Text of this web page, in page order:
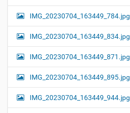
IMG_20230704_163449_784.jpg
IMG_20230704_163449_834.jpg
IMG_20230704_163449_871.jpg
IMG_20230704_163449_895.jpg
IMG_20230704_163449_944.jpg